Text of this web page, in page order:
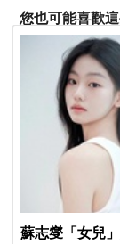
您也可能喜歡
蘇志燮「女兒